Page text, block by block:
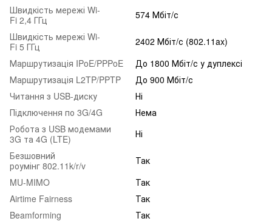
Швидкість мережі Wi-
Fi 2,4 ГГц
574 Мбіт/с
Швидкість мережі Wi-
Fi 5 ГГц
2402 Мбіт/с (802.11ax)
Маршрутизація IPoE/PPPoE
До 1800 Мбіт/с у дуплексі
Маршрутизація L2TP/PPTP
До 900 Мбіт/с
Читання з USB-диску
Ні
Підключення по 3G/4G
Нема
Робота з USB модемами
3G та 4G (LTE)
Ні
Безшовний
роумінг 802.11k/r/v
Так
MU-MIMO
Так
Airtime Fairness
Так
Beamforming
Так